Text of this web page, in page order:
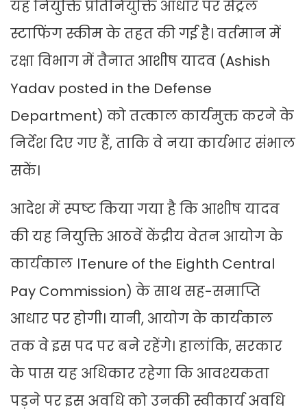
यह नियुक्ति प्रतिनियुक्ति आधार पर सेंट्रल
स्टाफिंग स्कीम के तहत की गई है। वर्तमान में
रक्षा विभाग में तैनात आशीष यादव (Ashish
Yadav posted in the Defense
Department) को तत्काल कार्यमुक्त करने के
निर्देश दिए गए हैं, ताकि वे नया कार्यभार संभाल
सकें।
आदेश में स्पष्ट किया गया है कि आशीष यादव
की यह नियुक्ति आठवें केंद्रीय वेतन आयोग के
कार्यकाल ।Tenure of the Eighth Central
Pay Commission) के साथ सह-समाप्ति
आधार पर होगी। यानी, आयोग के कार्यकाल
तक वे इस पद पर बने रहेंगे। हालांकि, सरकार
के पास यह अधिकार रहेगा कि आवश्यकता
पड़ने पर इस अवधि को उनकी स्वीकार्य अवधि